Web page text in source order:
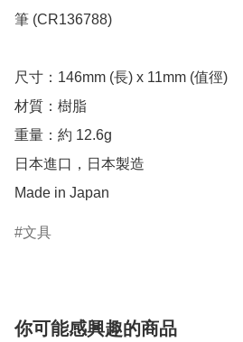
筆 (CR136788)
尺寸：146mm (長) x 11mm (值徑)
材質：樹脂
重量：約 12.6g
日本進口，日本製造
Made in Japan
文具
你可能感興趣的商品